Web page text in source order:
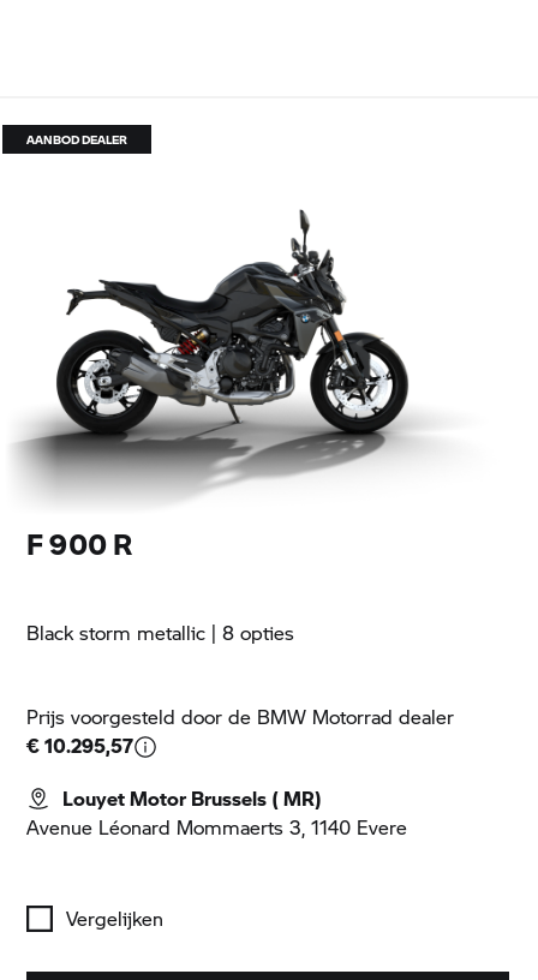
AANBOD DEALER
F 900 R
Black storm metallic | 8 opties
Prijs voorgesteld door de BMW Motorrad dealer
€ 10.295,57
Louyet Motor Brussels ( MR)
Avenue Léonard Mommaerts 3, 1140 Evere
Vergelijken